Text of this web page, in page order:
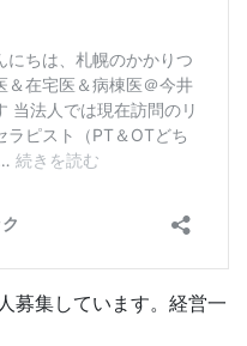
募集しています。経営一